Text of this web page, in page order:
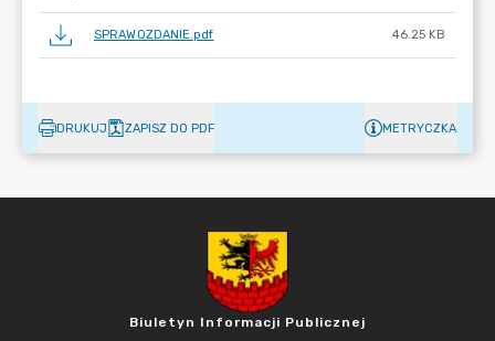
SPRAWOZDANIE.pdf 46.25 KB
DRUKUJ ZAPISZ DO PDF METRYCZKA
Biuletyn Informacji Publicznej